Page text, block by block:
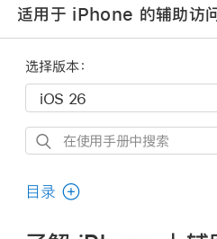
适用于 iPhone 的辅助访
选择版本：
在
用
册
目录